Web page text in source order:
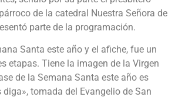
de la catedral Nuestra Señora de
parte de la programación.
Santa este año y el afiche, fue un
etapas. Tiene la imagen de la Virgen
de la Semana Santa este año es
diga», tomada del Evangelio de San